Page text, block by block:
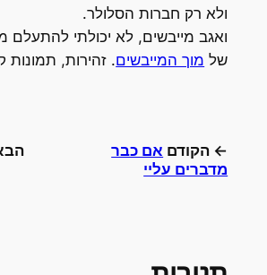
ולא רק חברות הסלולר.
ואגב מייבשים, לא יכולתי
של מוך המייבשים. זהירות, תמונות
← הקודם אם כבר
מדברים עליי